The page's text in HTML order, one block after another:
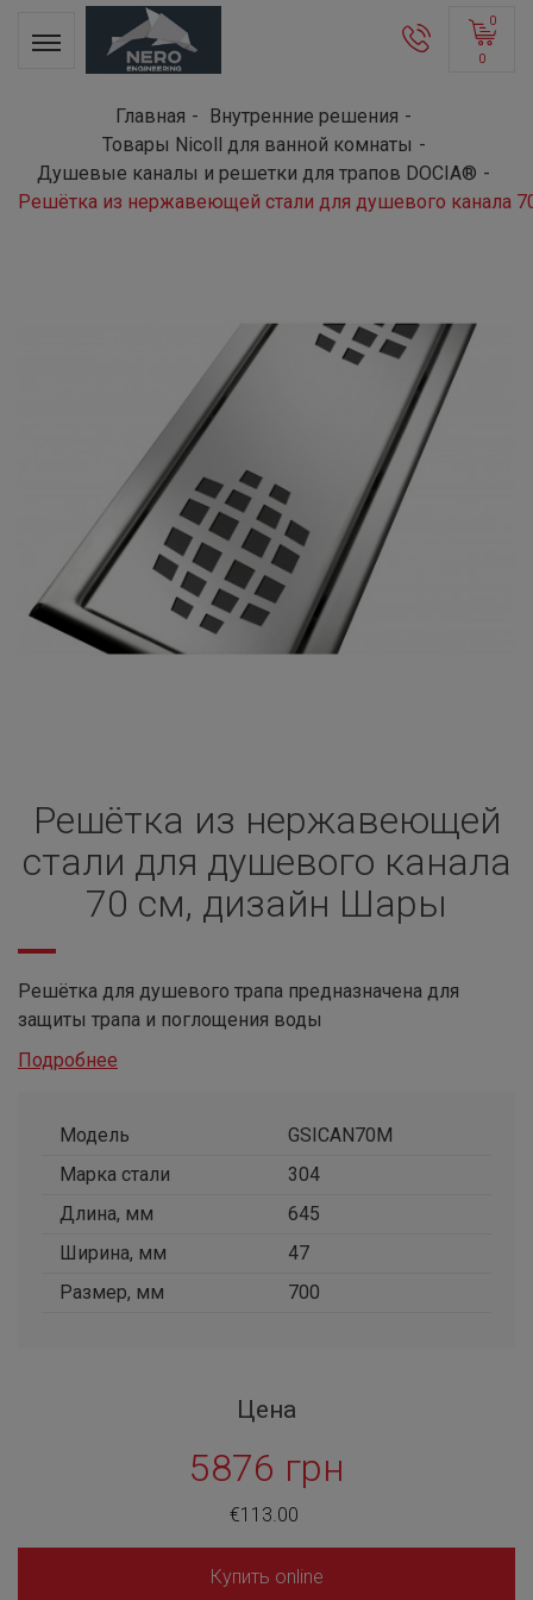
0
0
Главная
Внутренние решения
Товары Nicoll для ванной комнаты
Душевые каналы и решетки для трапов DOCIA®
Решётка из нержавеющей стали для душевого канала
Решётка из нержавеющей
стали для душевого канала
70 см, дизайн Шары
Решётка для душевого трапа предназначена для
защиты трапа и поглощения воды
Подробнее
Модель
GSICAN70M
Марка стали
304
Длина, мм
645
Ширина, мм
47
Размер, мм
700
Цена
5876 грн
€113.00
Купить online